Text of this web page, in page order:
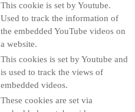
This cookie is set by Youtube.
Used to track the information of
the embedded YouTube videos on
a website.
This cookies is set by Youtube and
is used to track the views of
embedded videos.
These cookies are set via